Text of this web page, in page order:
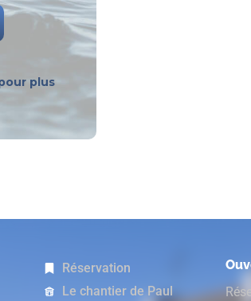
plus
Réservation
Le chantier de Paul